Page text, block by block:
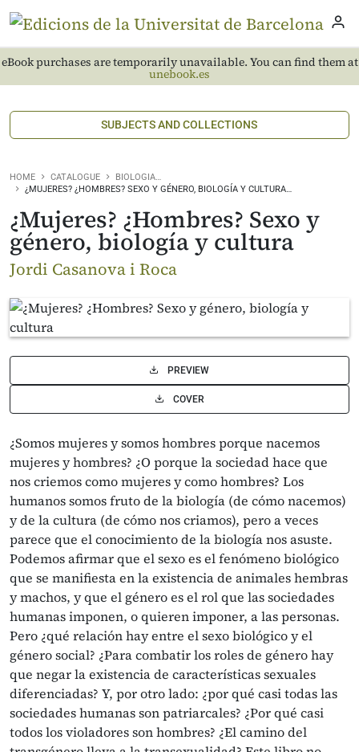
eBook purchases are temporarily unavailable. You can find them at
unebook.es
SUBJECTS AND COLLECTIONS
HOME CATALOGUE
BIOLOGIA…
¿MUJERES? ¿HOMBRES? SEXO Y GÉNERO, BIOLOGÍA Y CULTURA…
¿Mujeres? ¿Hombres? Sexo y
género, biología y cultura
Jordi Casanova i Roca
PREVIEW
COVER
¿Somos mujeres y somos hombres porque nacemos
mujeres y hombres? ¿O porque la sociedad hace que
nos criemos como mujeres y como hombres? Los
humanos somos fruto de la biología (de cómo nacemos)
y de la cultura (de cómo nos criamos), pero a veces
parece que el conocimiento de la biología nos asuste.
Podemos afirmar que el sexo es el fenómeno biológico
que se manifiesta en la existencia de animales hembras
y machos, y que el género es el rol que las sociedades
humanas imponen, o quieren imponer, a las personas.
Pero ¿qué relación hay entre el sexo biológico y el
género social? ¿Para combatir los roles de género hay
que negar la existencia de características sexuales
diferenciadas? Y, por otro lado: ¿por qué casi todas las
sociedades humanas son patriarcales? ¿Por qué casi
todos los violadores son hombres? ¿El camino del